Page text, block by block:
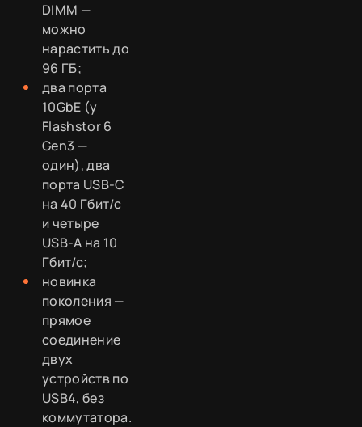
DIMM —
можно
нарастить до
96 ГБ;
два порта
10GbE (у
Flashstor 6
Gen3 —
один), два
порта USB-C
на 40 Гбит/с
и четыре
USB-A на 10
Гбит/с;
новинка
поколения —
прямое
соединение
двух
устройств по
USB4, без
коммутатора.